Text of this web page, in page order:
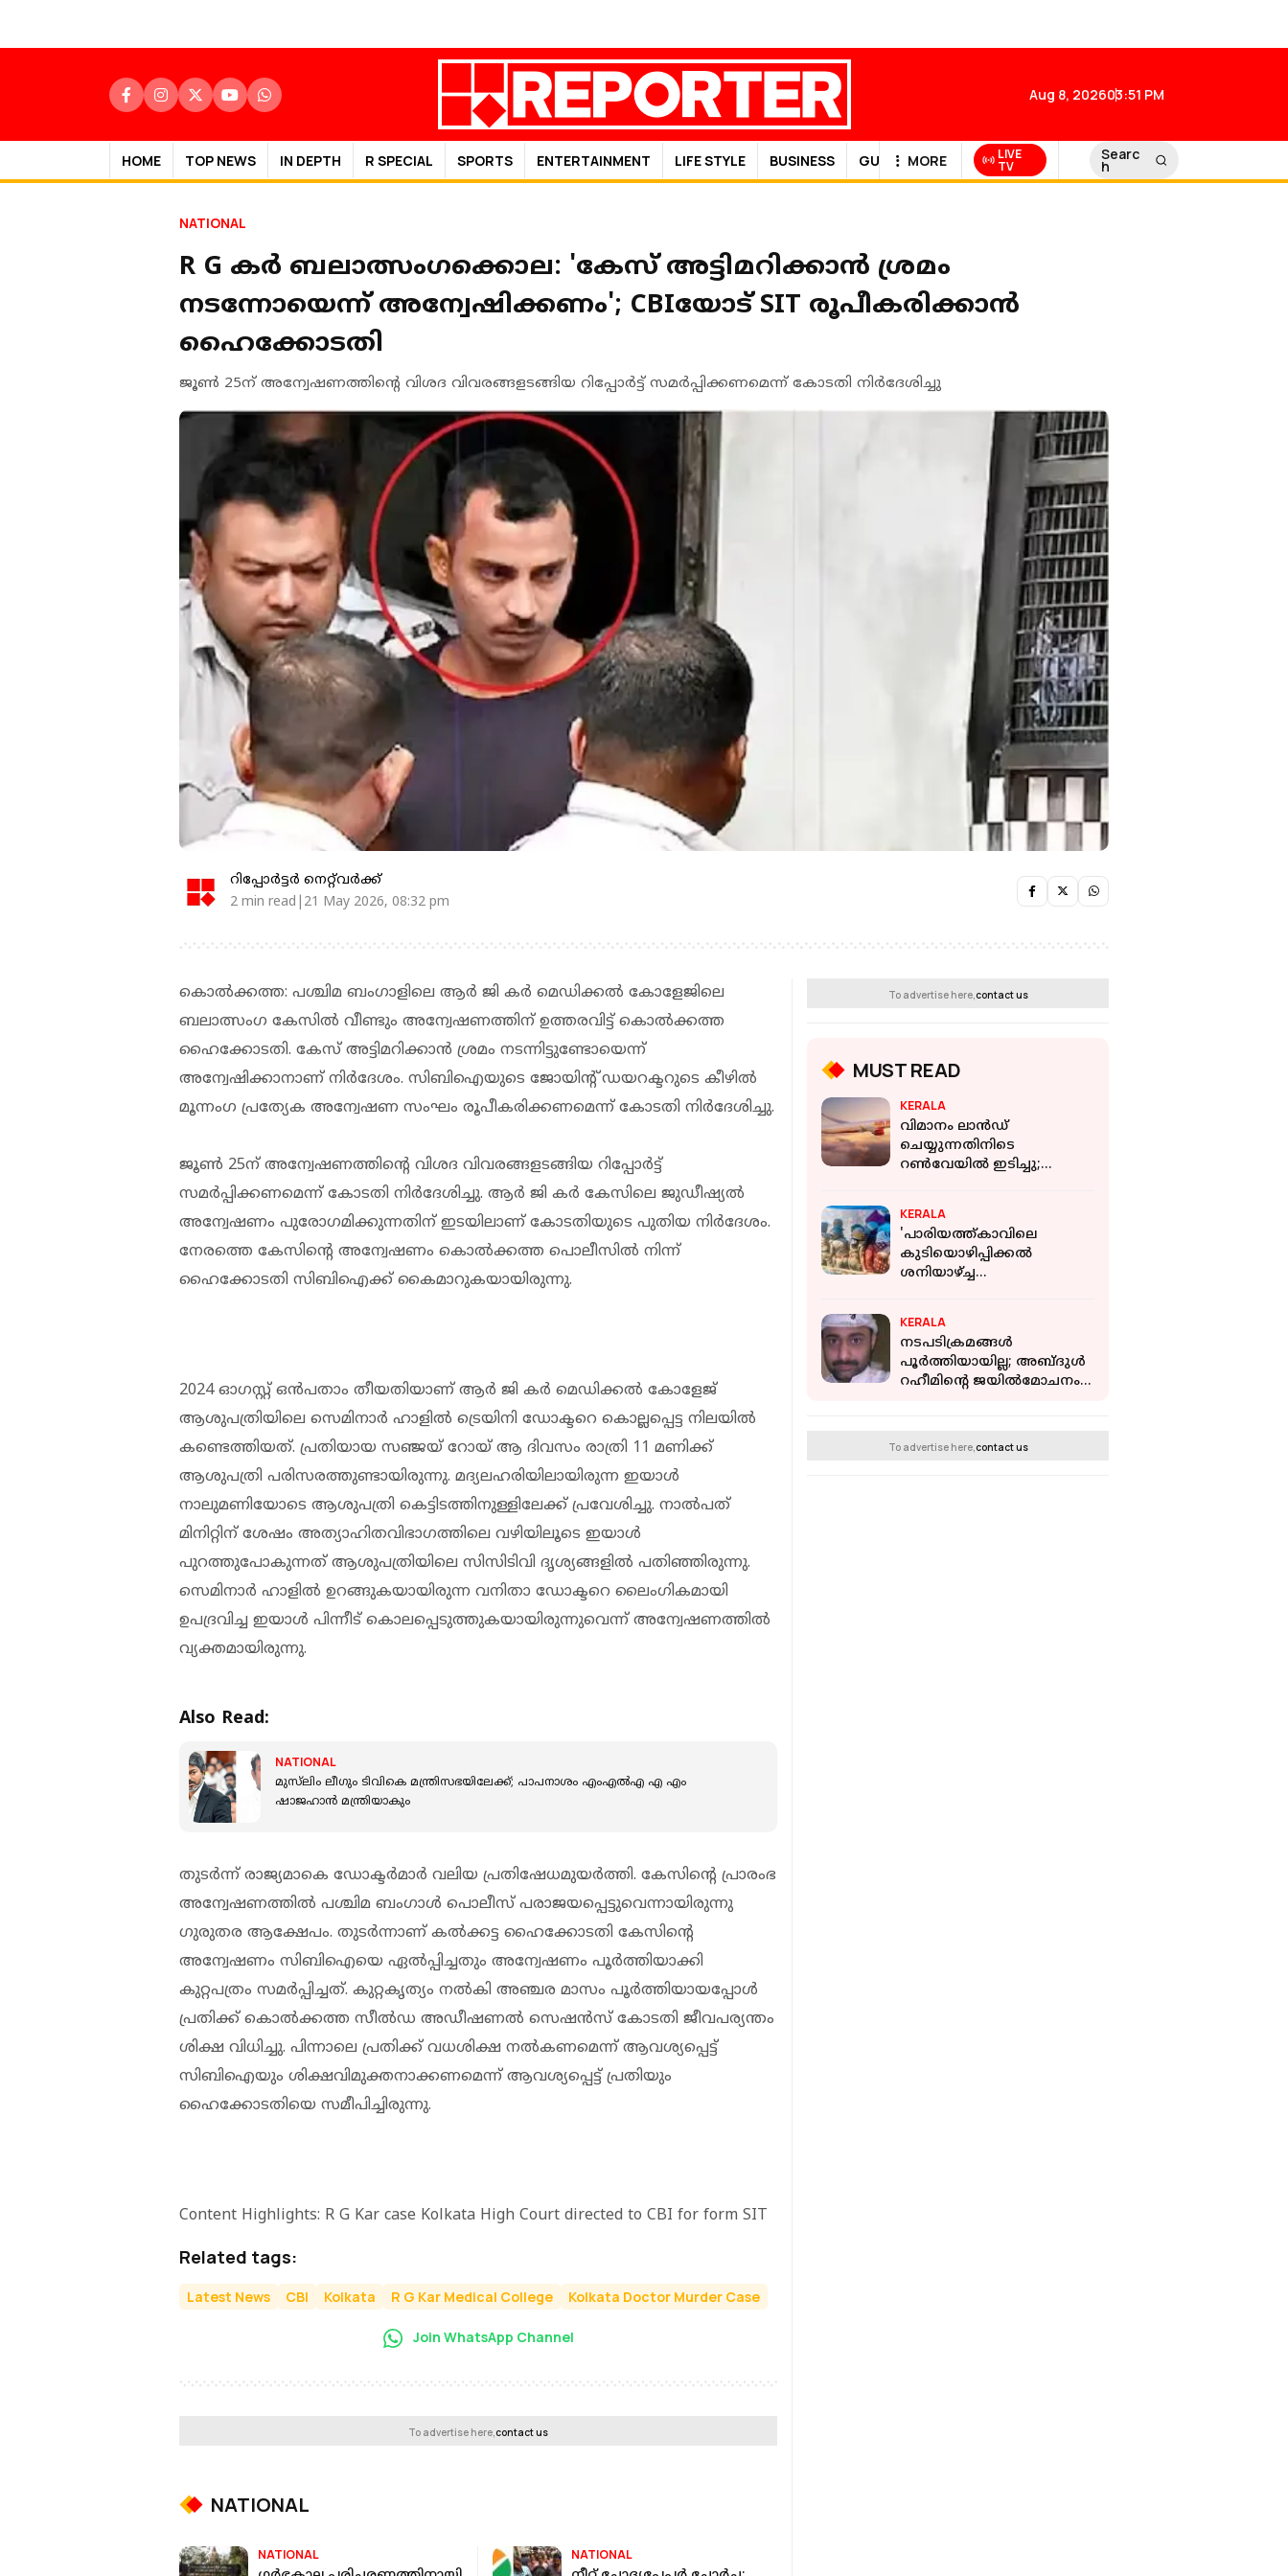
Aug 8, 202603:51 PM
HOME TOP NEWS IN DEPTH R SPECIAL SPORTS ENTERTAINMENT LIFE STYLE BUSINESS GULF NEWS
MORE LIVE
TV
Searc
h
NATIONAL
R G കർ ബലാത്സംഗക്കൊല: 'കേസ് അട്ടിമറിക്കാൻ ശ്രമം
നടന്നോയെന്ന് അന്വേഷിക്കണം'; CBIയോട് SIT രൂപീകരിക്കാൻ
ഹൈക്കോടതി
ജൂണ്‍ 25ന് അന്വേഷണത്തിന്റെ വിശദ വിവരങ്ങളടങ്ങിയ റിപ്പോര്‍ട്ട് സമര്‍പ്പിക്കണമെന്ന് കോടതി നിര്‍ദേശിച്ചു
റിപ്പോർട്ടർ നെറ്റ്‌വര്‍ക്ക്‌
2 min read|21 May 2026, 08:32 pm
കൊല്‍ക്കത്ത: പശ്ചിമ ബംഗാളിലെ ആര്‍ ജി കര്‍ മെഡിക്കല്‍ കോളേജിലെ
ബലാത്സംഗ കേസില്‍ വീണ്ടും അന്വേഷണത്തിന് ഉത്തരവിട്ട് കൊല്‍ക്കത്ത
ഹൈക്കോടതി. കേസ് അട്ടിമറിക്കാന്‍ ശ്രമം നടന്നിട്ടുണ്ടോയെന്ന്
അന്വേഷിക്കാനാണ് നിര്‍ദേശം. സിബിഐയുടെ ജോയിന്റ് ഡയറക്ടറുടെ കീഴില്‍
മൂന്നംഗ പ്രത്യേക അന്വേഷണ സംഘം രൂപീകരിക്കണമെന്ന് കോടതി നിർദേശിച്ചു.
ജൂണ്‍ 25ന് അന്വേഷണത്തിന്റെ വിശദ വിവരങ്ങളടങ്ങിയ റിപ്പോര്‍ട്ട്
സമര്‍പ്പിക്കണമെന്ന് കോടതി നിര്‍ദേശിച്ചു. ആര്‍ ജി കര്‍ കേസിലെ ജുഡീഷ്യല്‍
അന്വേഷണം പുരോഗമിക്കുന്നതിന് ഇടയിലാണ് കോടതിയുടെ പുതിയ നിര്‍ദേശം.
നേരത്തെ കേസിന്റെ അന്വേഷണം കൊല്‍ക്കത്ത പൊലീസില്‍ നിന്ന്
ഹൈക്കോടതി സിബിഐക്ക് കൈമാറുകയായിരുന്നു.
2024 ഓഗസ്റ്റ് ഒന്‍പതാം തീയതിയാണ് ആര്‍ ജി കര്‍ മെഡിക്കല്‍ കോളേജ്
ആശുപത്രിയിലെ സെമിനാര്‍ ഹാളില്‍ ട്രെയിനി ഡോക്ടറെ കൊല്ലപ്പെട്ട നിലയില്‍
കണ്ടെത്തിയത്. പ്രതിയായ സഞ്ജയ് റോയ് ആ ദിവസം രാത്രി 11 മണിക്ക്
ആശുപത്രി പരിസരത്തുണ്ടായിരുന്നു. മദ്യലഹരിയിലായിരുന്ന ഇയാള്‍
നാലുമണിയോടെ ആശുപത്രി കെട്ടിടത്തിനുള്ളിലേക്ക് പ്രവേശിച്ചു. നാല്‍പത്
മിനിറ്റിന് ശേഷം അത്യാഹിതവിഭാഗത്തിലെ വഴിയിലൂടെ ഇയാള്‍
പുറത്തുപോകുന്നത് ആശുപത്രിയിലെ സിസിടിവി ദൃശ്യങ്ങളില്‍ പതിഞ്ഞിരുന്നു.
സെമിനാര്‍ ഹാളില്‍ ഉറങ്ങുകയായിരുന്ന വനിതാ ഡോക്ടറെ ലൈംഗികമായി
ഉപദ്രവിച്ച ഇയാള്‍ പിന്നീട് കൊലപ്പെടുത്തുകയായിരുന്നുവെന്ന് അന്വേഷണത്തില്‍
വ്യക്തമായിരുന്നു.
Also Read:
NATIONAL
മുസ്‌ലിം ലീഗും ടിവികെ മന്ത്രിസഭയിലേക്ക്; പാപനാശം എംഎല്‍എ എ എം
ഷാജഹാന്‍ മന്ത്രിയാകും
തുടര്‍ന്ന് രാജ്യമാകെ ഡോക്ടര്‍മാര്‍ വലിയ പ്രതിഷേധമുയര്‍ത്തി. കേസിന്റെ പ്രാരംഭ
അന്വേഷണത്തില്‍ പശ്ചിമ ബംഗാള്‍ പൊലീസ് പരാജയപ്പെട്ടുവെന്നായിരുന്നു
ഗുരുതര ആക്ഷേപം. തുടര്‍ന്നാണ് കല്‍ക്കട്ട ഹൈക്കോടതി കേസിന്റെ
അന്വേഷണം സിബിഐയെ ഏല്‍പ്പിച്ചതും അന്വേഷണം പൂര്‍ത്തിയാക്കി
കുറ്റപത്രം സമര്‍പ്പിച്ചത്. കുറ്റകൃത്യം നൽകി അഞ്ചര മാസം പൂര്‍ത്തിയായപ്പോള്‍
പ്രതിക്ക് കൊല്‍ക്കത്ത സീല്‍ഡ അഡീഷണല്‍ സെഷന്‍സ് കോടതി ജീവപര്യന്തം
ശിക്ഷ വിധിച്ചു. പിന്നാലെ പ്രതിക്ക് വധശിക്ഷ നല്‍കണമെന്ന് ആവശ്യപ്പെട്ട്
സിബിഐയും ശിക്ഷവിമുക്തനാക്കണമെന്ന് ആവശ്യപ്പെട്ട് പ്രതിയും
ഹൈക്കോടതിയെ സമീപിച്ചിരുന്നു.
Content Highlights: R G Kar case Kolkata High Court directed to CBI for form SIT
Related tags:
Latest News CBI Kolkata R G Kar Medical College Kolkata Doctor Murder Case
Join WhatsApp Channel
To advertise here,contact us
NATIONAL
NATIONAL
NATIONAL
To advertise here, contact us
MUST READ
KERALA
വിമാനം ലാൻഡ്
ചെയ്യുന്നതിനിടെ
റൺവേയിൽ ഇടിച്ചു;
തലനാരിഴയ്ക്ക് രക്ഷപ്പെട്ടു
KERALA
'പാരിയത്ത്കാവിലെ
കുടിയൊഴിപ്പിക്കല്‍
ശനിയാഴ്ച്ച
KERALA
നടപടിക്രമങ്ങൾ
പൂർത്തിയായില്ല; അബ്ദുൾ
റഹീമിന്റെ ജയിൽമോചനം
To advertise here, contact us